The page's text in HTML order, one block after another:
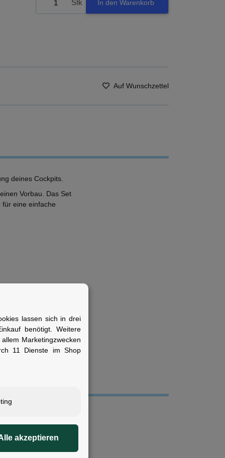
Stk In den Warenkorb
Auf Wunschzettel
deines Cockpits.
Vorbau. Das Set
eine einfache
lassen sich in drei
benötigt. Weitere
Marketingzwecken
11 Dienste im Shop
akzeptieren